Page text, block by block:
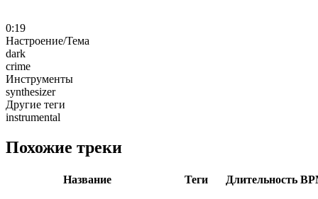
0:19
Настроение/Тема
dark
crime
Инструменты
synthesizer
Другие теги
instrumental
Похожие треки
Название Теги Длительность